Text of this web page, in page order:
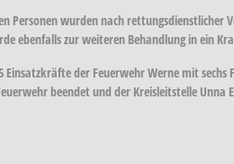
Personen wurden nach
ebenfalls zur weiteren Behandlung in ein
Einsatzkräfte der Feuerwehr Werne mit
beendet und der Kreisleitstelle Unna